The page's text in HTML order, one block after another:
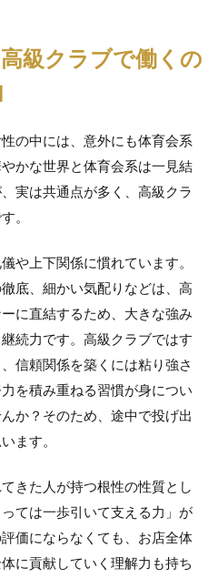
級クラブで働くの
の中には、意外にも体育会系
かな世界と体育会系は一見結
実は共通点が多く、高級クラ
。
や上下関係に慣れています。
底、細かい気配りなどは、高
に直結するため、大きな強み
続力です。高級クラブではす
信頼関係を築くには粘り強さ
を積み重ねる習慣が身につい
か？そのため、途中で投げ出
ます。
きた人が持つ根性の性質とし
ては一歩引いて支える力」が
価にならなくても、お店全体
に貢献していく理解力も持ち